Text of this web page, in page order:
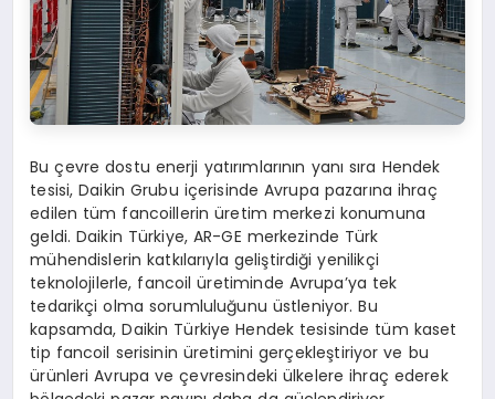
Bu çevre dostu enerji yatırımlarının yanı sıra Hendek
tesisi, Daikin Grubu içerisinde Avrupa pazarına ihraç
edilen tüm fancoillerin üretim merkezi konumuna
geldi. Daikin Türkiye, AR-GE merkezinde Türk
mühendislerin katkılarıyla geliştirdiği yenilikçi
teknolojilerle, fancoil üretiminde Avrupa’ya tek
tedarikçi olma sorumluluğunu üstleniyor. Bu
kapsamda, Daikin Türkiye Hendek tesisinde tüm kaset
tip fancoil serisinin üretimini gerçekleştiriyor ve bu
ürünleri Avrupa ve çevresindeki ülkelere ihraç ederek